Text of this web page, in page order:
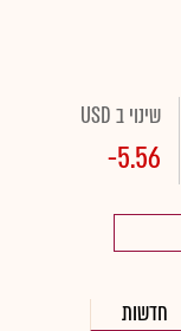
שינוי ב USD
-5.56
חדשות